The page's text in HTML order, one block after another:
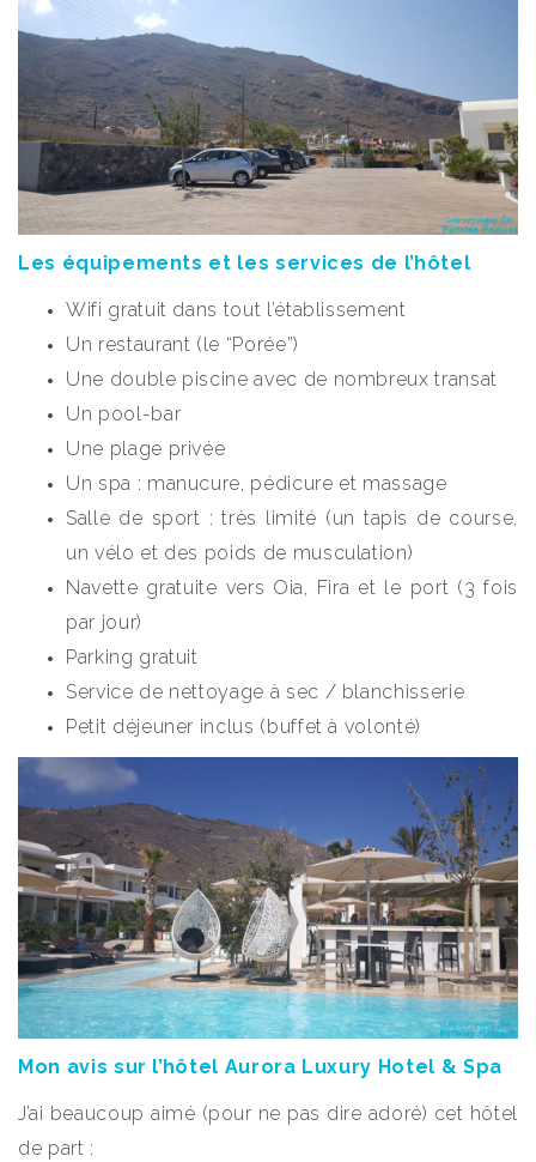
Les équipements et les services de l’hôtel
Wifi gratuit dans tout l’établissement
Un restaurant (le “Porée”)
Une double piscine avec de nombreux transat
Un pool-bar
Une plage privée
Un spa : manucure, pédicure et massage
Salle de sport : très limité (un tapis de course,
un vélo et des poids de musculation)
Navette gratuite vers Oia, Fira et le port (3 fois
par jour)
Parking gratuit
Service de nettoyage à sec / blanchisserie
Petit déjeuner inclus (buffet à volonté)
Mon avis sur l’hôtel Aurora Luxury Hotel & Spa
J’ai beaucoup aimé (pour ne pas dire adoré) cet hôtel
de part :